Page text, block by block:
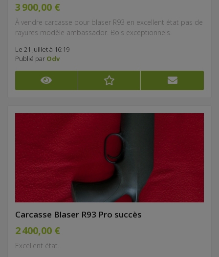
3 900,00 €
À vendre carcasse pour blaser R93 en excellent état pas de
rayures modèle ambassador. Bois exceptionnels.
Le 21 juillet à 16:19
Publié par Odv
Carcasse Blaser R93 Pro succès
2 400,00 €
Excellent état.